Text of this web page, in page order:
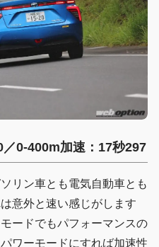
0-400m加速：17秒297
リン車とも電気自動車とも
意外と速い感じがします
ードでもパフォーマンスの
ワーモードにすれば加速性